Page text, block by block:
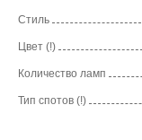
Стиль
Цвет (!)
Количество ламп
Тип спотов (!)